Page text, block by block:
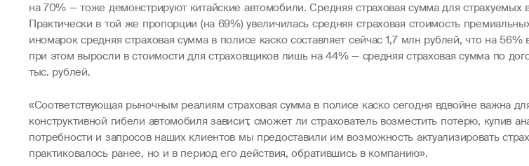
на 70% — тоже демонстрируют китайские автомобили. Средняя страховая сумма для
Практически в той же пропорции (на 69%) увеличилась средняя страховая стоимость
иномарок средняя страховая сумма в полисе каско составляет сейчас 1,7 млн рублей, что на
при этом выросли в стоимости для страховщиков лишь на 44% — средняя страховая сумма по
тыс. рублей.
«Соответствующая рыночным реалиям страховая сумма в полисе каско сегодня вдвойне важна
конструктивной гибели автомобиля зависит, сможет ли страхователь возместить потерю,
потребности и запросов наших клиентов мы предоставили им возможность актуализировать
практиковалось ранее, но и в период его действия, обратившись в компанию».